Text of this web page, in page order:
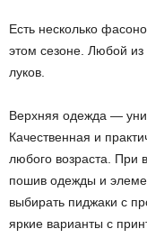
Есть несколько
этом сезоне. Любой
луков.
Верхняя одежда —
Качественная и
любого возраста.
пошив одежды и
выбирать пиджаки с
яркие варианты с